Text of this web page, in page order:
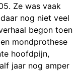
Ze was vaak
nog niet veel
begon toen
mondprothese
hoofdpijn,
jaar nog amper